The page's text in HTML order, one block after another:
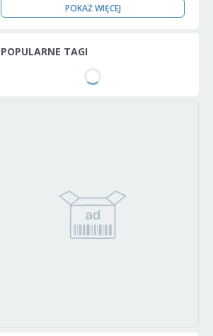
POKAŻ WIĘCEJ
POPULARNE TAGI